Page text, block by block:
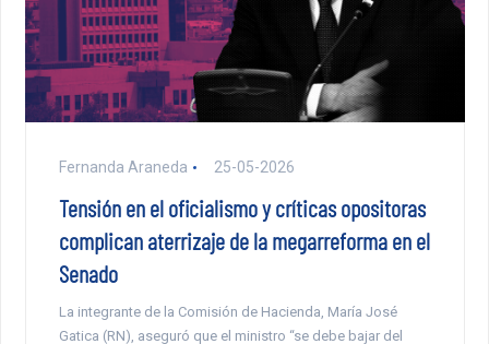
Fernanda Araneda 25-05-2026
Tensión en el oficialismo y críticas opositoras
complican aterrizaje de la megarreforma en el
Senado
La integrante de la Comisión de Hacienda, María José
Gatica (RN), aseguró que el ministro “se debe bajar del